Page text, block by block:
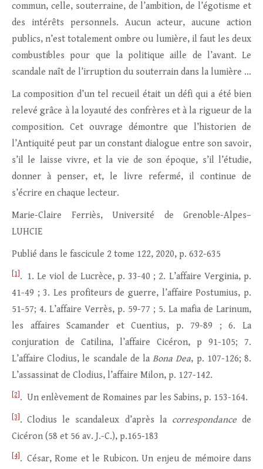
commun, celle, souterraine, de l’ambition, de l’égotisme et
des intérêts personnels. Aucun acteur, aucune action
publics, n’est totalement ombre ou lumière, il faut les deux
combustibles pour que la politique aille de l’avant. Le
scandale naît de l’irruption du souterrain dans la lumière …
La composition d’un tel recueil était un défi qui a été bien
relevé grâce à la loyauté des confrères et à la rigueur de la
composition. Cet ouvrage démontre que l’historien de
l’Antiquité peut par un constant dialogue entre son savoir,
s’il le laisse vivre, et la vie de son époque, s’il l’étudie,
donner à penser, et, le livre refermé, il continue de
s’écrire en chaque lecteur.
Marie-Claire Ferriès, Université de Grenoble-Alpes–
LUHCIE
Publié dans le fascicule 2 tome 122, 2020, p. 632-635
[1] . 1. Le viol de Lucrèce, p. 33-40 ; 2. L’affaire Verginia, p.
41-49 ; 3. Les profiteurs de guerre, l’affaire Postumius, p.
51-57; 4. L’affaire Verrès, p. 59-77 ; 5. La mafia de Larinum,
les affaires Scamander et Cuentius, p. 79-89 ; 6. La
conjuration de Catilina, l’affaire Cicéron, p 91-105; 7.
L’affaire Clodius, le scandale de laBona Dea, p. 107-126; 8.
L’assassinat de Clodius, l’affaire Milon, p. 127-142.
[2] . Un enlèvement de Romaines par les Sabins, p. 153-164.
[3] . Clodius le scandaleux d’après la correspondancede
Cicéron (58 et 56 av. J.-C.), p.165‑183
[4] . César, Rome et le Rubicon. Un enjeu de mémoire dans